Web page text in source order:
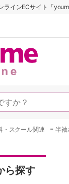
ラインECサイト「
・スクール関連 -半袖
ら探す